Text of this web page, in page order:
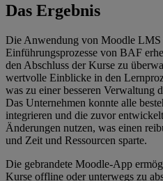
Das Ergebnis
Die Anwendung von Moodle LMS
Einführungsprozesse von BAF
den Abschluss der Kurse zu
wertvolle Einblicke in den
was zu einer besseren Verwaltung
Das Unternehmen konnte alle
integrieren und die zuvor
Änderungen nutzen, was einen
und Zeit und Ressourcen sparte.
Die gebrandete Moodle-App
Kurse offline oder unterwegs zu